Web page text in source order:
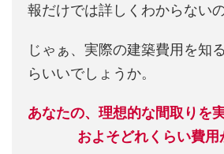
報だけでは詳しくわからない
じゃぁ、実際の建築費用を知
らいいでしょうか。
あなたの、理想的な間取りを
およそどれくらい費用